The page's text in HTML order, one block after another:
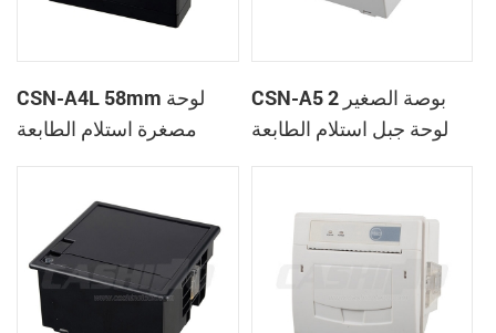
CSN-A4L 58mm لوحة
مصغرة استلام الطابعة
CSN-A5 2 بوصة الصغير
لوحة جبل استلام الطابعة